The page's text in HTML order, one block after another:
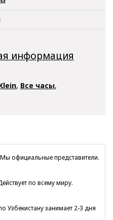
информация
, Все часы,
официальные представители.
по всему миру.
Узбекистану занимает 2-3 дня